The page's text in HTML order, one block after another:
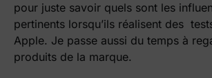
pour juste savoir quels sont les
pertinents lorsqu’ils réalisent des
Apple. Je passe aussi du temps à
produits de la marque.